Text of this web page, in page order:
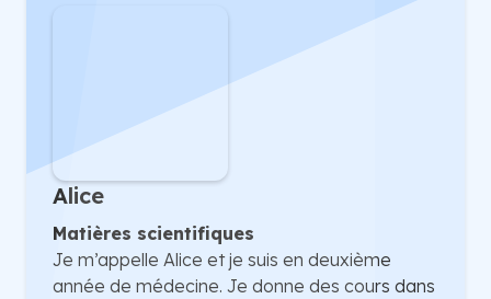
Alice
Matières scientifiques
Je m’appelle Alice et je suis en deuxième
année de médecine. Je donne des cours dans